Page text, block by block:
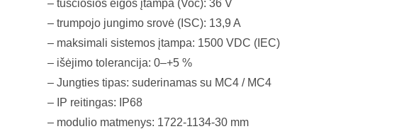
– tuščiosios eigos įtampa (Voc): 36 V
– trumpojo jungimo srovė (ISC): 13,9 A
– maksimali sistemos įtampa: 1500 VDC (IEC)
– išėjimo tolerancija: 0–+5 %
– Jungties tipas: suderinamas su MC4 / MC4
– IP reitingas: IP68
– modulio matmenys: 1722-1134-30 mm